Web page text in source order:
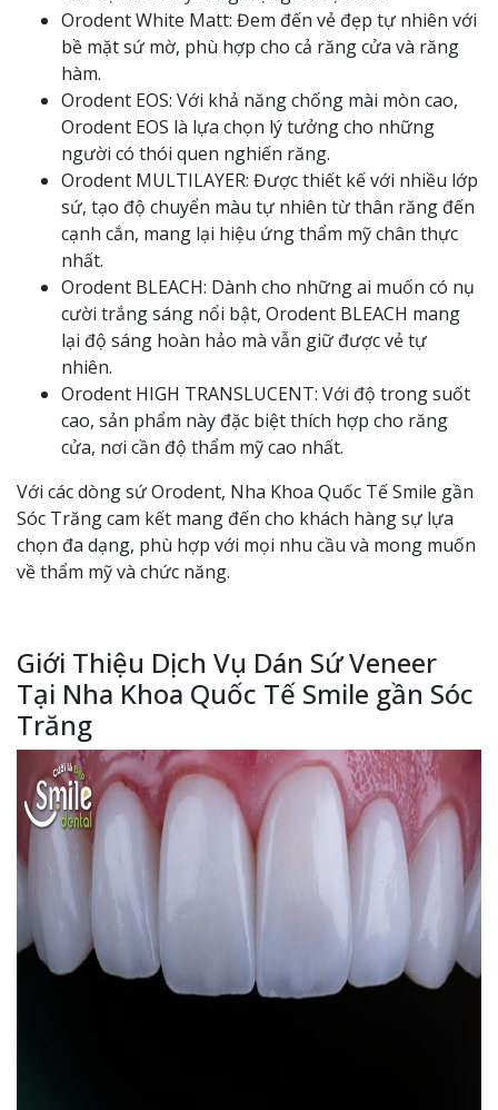
Orodent White Matt: Đem đến vẻ đẹp tự nhiên với
bề mặt sứ mờ, phù hợp cho cả răng cửa và răng
hàm.
Orodent EOS: Với khả năng chống mài mòn cao,
Orodent EOS là lựa chọn lý tưởng cho những
người có thói quen nghiến răng.
Orodent MULTILAYER: Được thiết kế với nhiều lớp
sứ, tạo độ chuyển màu tự nhiên từ thân răng đến
cạnh cắn, mang lại hiệu ứng thẩm mỹ chân thực
nhất.
Orodent BLEACH: Dành cho những ai muốn có nụ
cười trắng sáng nổi bật, Orodent BLEACH mang
lại độ sáng hoàn hảo mà vẫn giữ được vẻ tự
nhiên.
Orodent HIGH TRANSLUCENT: Với độ trong suốt
cao, sản phẩm này đặc biệt thích hợp cho răng
cửa, nơi cần độ thẩm mỹ cao nhất.
Với các dòng sứ Orodent, Nha Khoa Quốc Tế Smile gần
Sóc Trăng cam kết mang đến cho khách hàng sự lựa
chọn đa dạng, phù hợp với mọi nhu cầu và mong muốn
về thẩm mỹ và chức năng.
Giới Thiệu Dịch Vụ Dán Sứ Veneer
Tại Nha Khoa Quốc Tế Smile gần Sóc
Trăng